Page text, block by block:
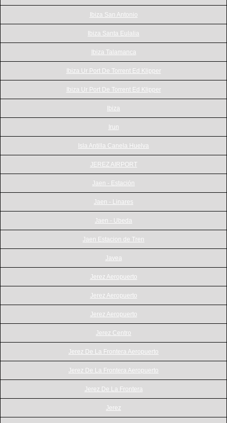
Ibiza San Antonio
Ibiza Santa Eulalia
Ibiza Talamanca
Ibiza Ur Port De Torrent Ed Klipper
Ibiza Ur Port De Torrent Ed Klipper
Ibiza
Irun
Isla Antilla Canela Huelva
JEREZ AIRPORT
Jaen - Estación
Jaen - Linares
Jaen - Ubeda
Jaen Estacion de Tren
Javea
Jerez Aeropuerto
Jerez Aeropuerto
Jerez Aeropuerto
Jerez Centro
Jerez De La Frontera Aeropuerto
Jerez De La Frontera Aeropuerto
Jerez De La Frontera
Jerez